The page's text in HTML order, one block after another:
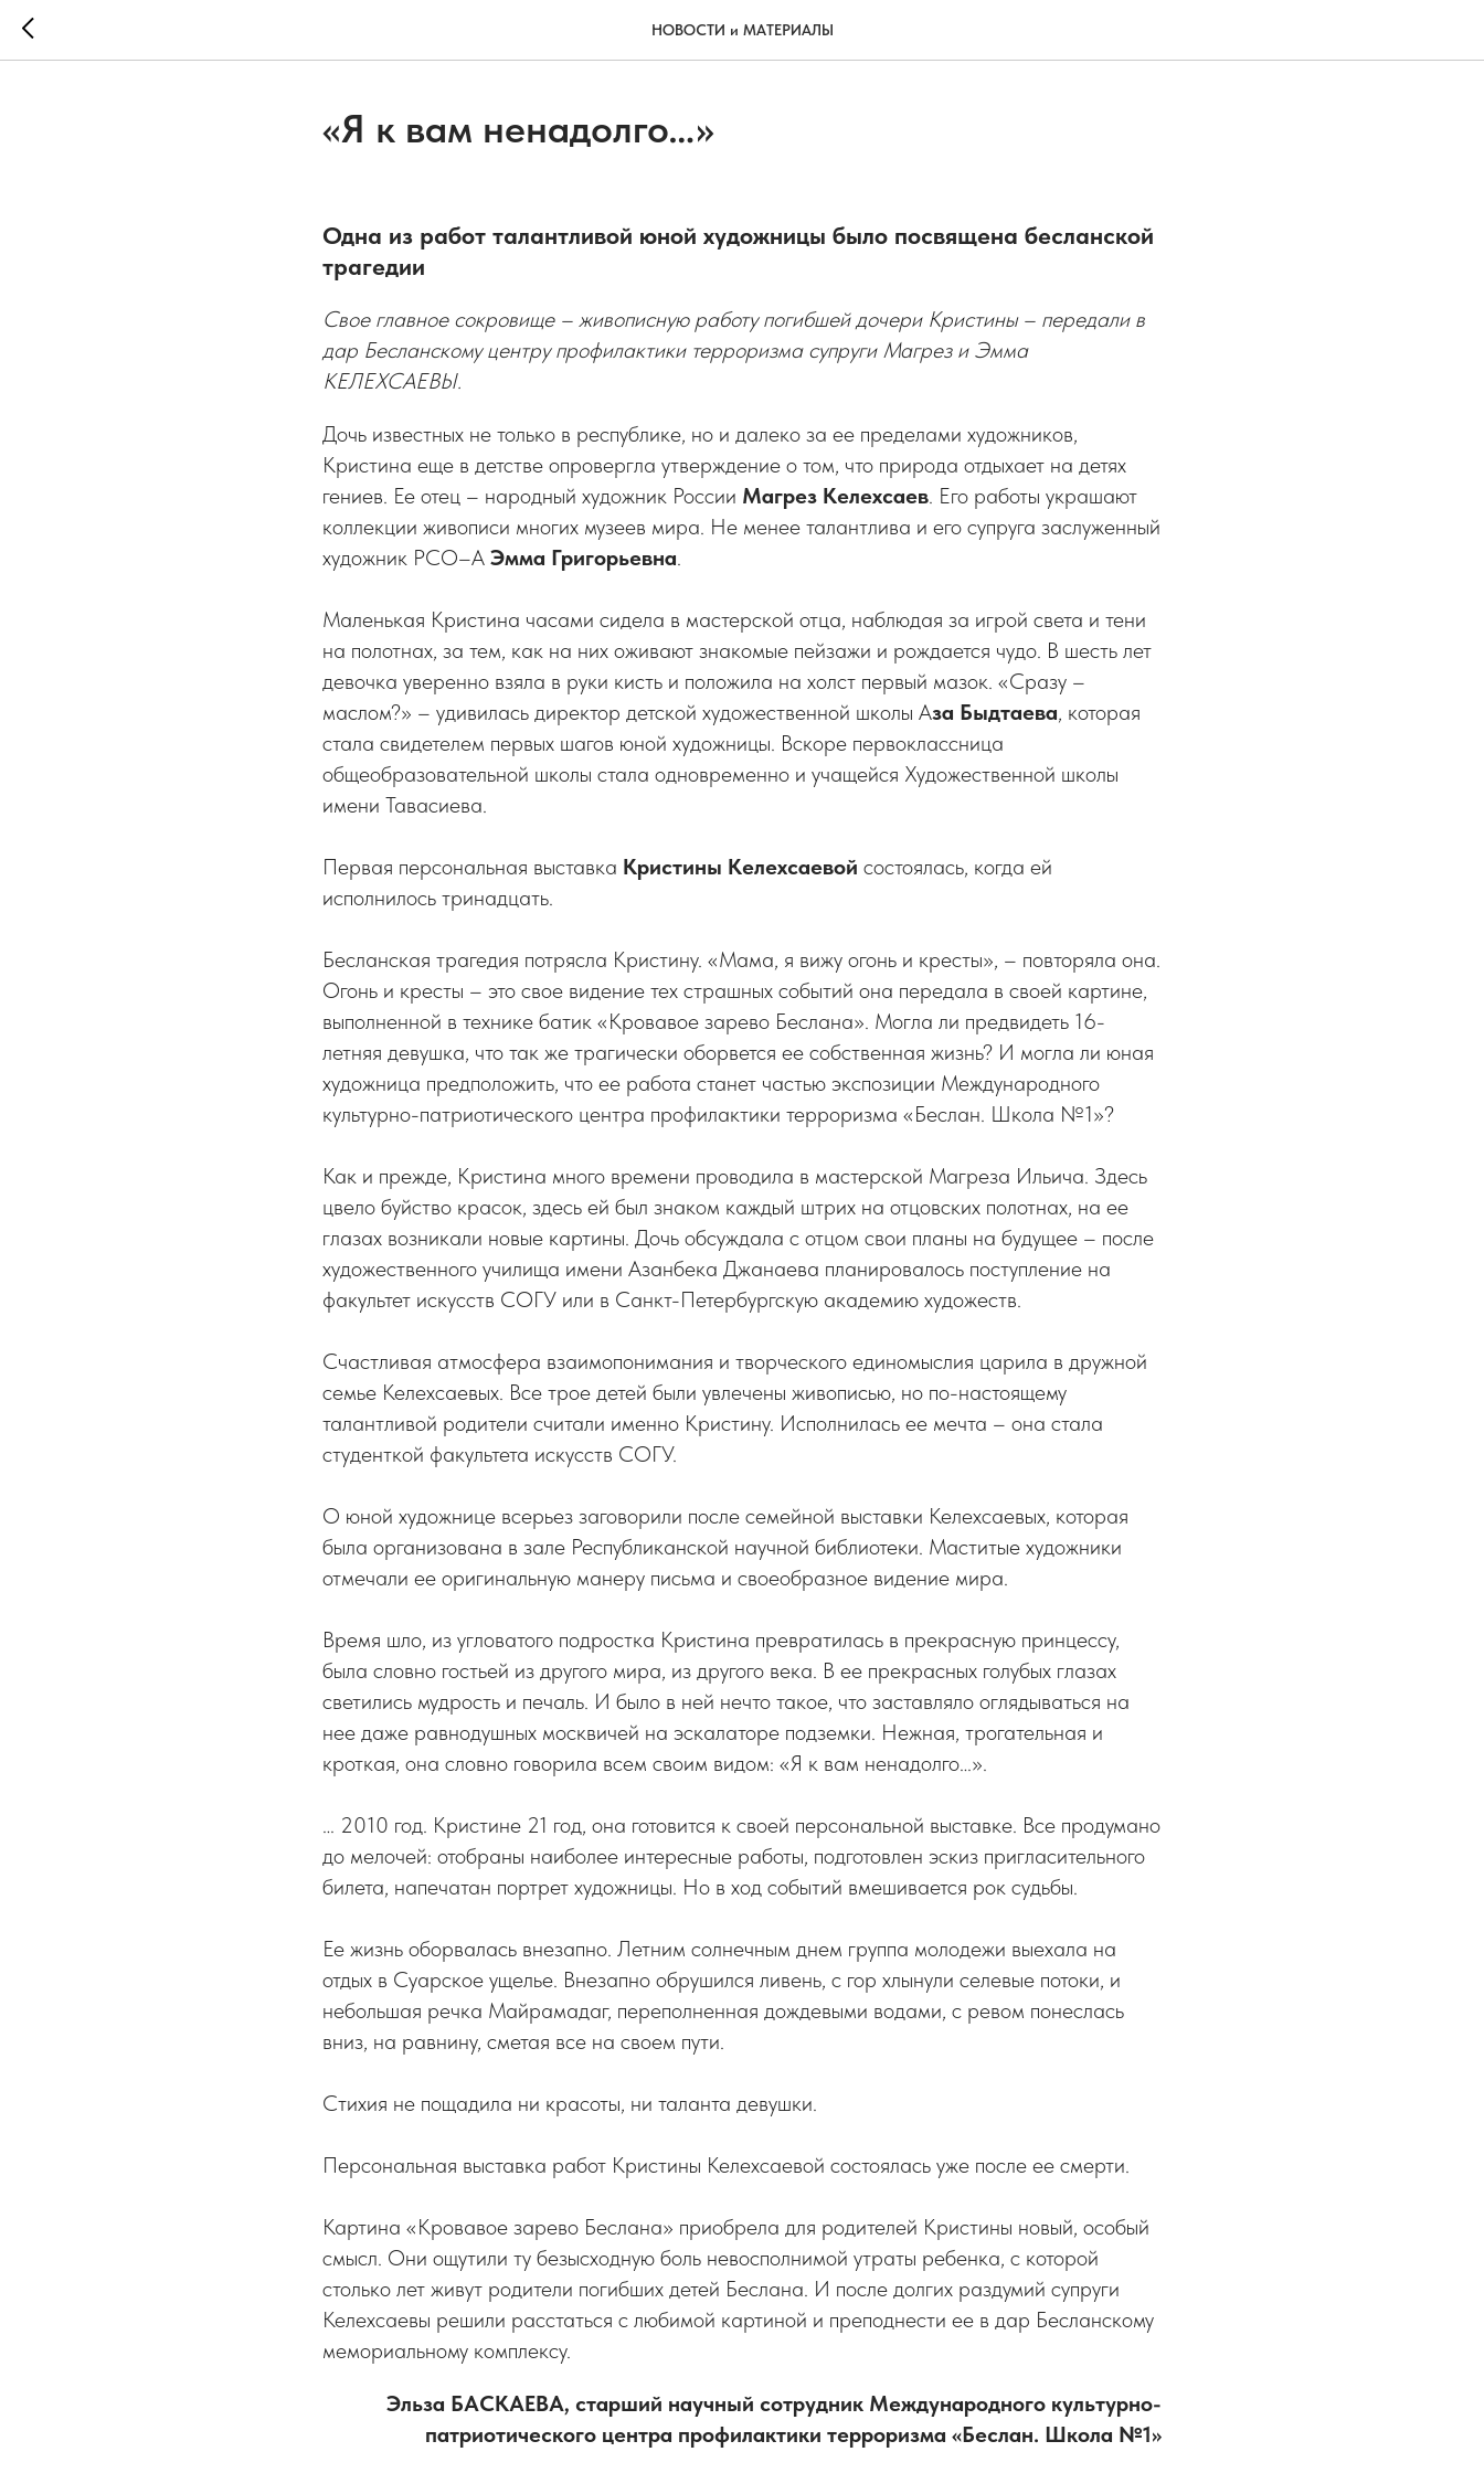
НОВОСТИ и МАТЕРИАЛЫ
«Я к вам ненадолго…»
Одна из работ талантливой юной художницы было посвящена бесланской
трагедии
Свое главное сокровище – живописную работу погибшей дочери Кристины – передали в
дар Бесланскому центру профилактики терроризма супруги Магрез и Эмма
КЕЛЕХСАЕВЫ.
Дочь известных не только в республике, но и далеко за ее пределами художников,
Кристина еще в детстве опровергла утверждение о том, что природа отдыхает на детях
гениев. Ее отец – народный художник России Магрез Келехсаев. Его работы украшают
коллекции живописи многих музеев мира. Не менее талантлива и его супруга заслуженный
художник РСО–А Эмма Григорьевна.
Маленькая Кристина часами сидела в мастерской отца, наблюдая за игрой света и тени
на полотнах, за тем, как на них оживают знакомые пейзажи и рождается чудо. В шесть лет
девочка уверенно взяла в руки кисть и положила на холст первый мазок. «Сразу –
маслом?» – удивилась директор детской художественной школы Аза Быдтаева, которая
стала свидетелем первых шагов юной художницы. Вскоре первоклассница
общеобразовательной школы стала одновременно и учащейся Художественной школы
имени Тавасиева.
Первая персональная выставка Кристины Келехсаевой состоялась, когда ей
исполнилось тринадцать.
Бесланская трагедия потрясла Кристину. «Мама, я вижу огонь и кресты», – повторяла она.
Огонь и кресты – это свое видение тех страшных событий она передала в своей картине,
выполненной в технике батик «Кровавое зарево Беслана». Могла ли предвидеть 16-
летняя девушка, что так же трагически оборвется ее собственная жизнь? И могла ли юная
художница предположить, что ее работа станет частью экспозиции Международного
культурно-патриотического центра профилактики терроризма «Беслан. Школа №1»?
Как и прежде, Кристина много времени проводила в мастерской Магреза Ильича. Здесь
цвело буйство красок, здесь ей был знаком каждый штрих на отцовских полотнах, на ее
глазах возникали новые картины. Дочь обсуждала с отцом свои планы на будущее – после
художественного училища имени Азанбека Джанаева планировалось поступление на
факультет искусств СОГУ или в Санкт-Петербургскую академию художеств.
Счастливая атмосфера взаимопонимания и творческого единомыслия царила в дружной
семье Келехсаевых. Все трое детей были увлечены живописью, но по-настоящему
талантливой родители считали именно Кристину. Исполнилась ее мечта – она стала
студенткой факультета искусств СОГУ.
О юной художнице всерьез заговорили после семейной выставки Келехсаевых, которая
была организована в зале Республиканской научной библиотеки. Маститые художники
отмечали ее оригинальную манеру письма и своеобразное видение мира.
Время шло, из угловатого подростка Кристина превратилась в прекрасную принцессу,
была словно гостьей из другого мира, из другого века. В ее прекрасных голубых глазах
светились мудрость и печаль. И было в ней нечто такое, что заставляло оглядываться на
нее даже равнодушных москвичей на эскалаторе подземки. Нежная, трогательная и
кроткая, она словно говорила всем своим видом: «Я к вам ненадолго…».
… 2010 год. Кристине 21 год, она готовится к своей персональной выставке. Все продумано
до мелочей: отобраны наиболее интересные работы, подготовлен эскиз пригласительного
билета, напечатан портрет художницы. Но в ход событий вмешивается рок судьбы.
Ее жизнь оборвалась внезапно. Летним солнечным днем группа молодежи выехала на
отдых в Суарское ущелье. Внезапно обрушился ливень, с гор хлынули селевые потоки, и
небольшая речка Майрамадаг, переполненная дождевыми водами, с ревом понеслась
вниз, на равнину, сметая все на своем пути.
Стихия не пощадила ни красоты, ни таланта девушки.
Персональная выставка работ Кристины Келехсаевой состоялась уже после ее смерти.
Картина «Кровавое зарево Беслана» приобрела для родителей Кристины новый, особый
смысл. Они ощутили ту безысходную боль невосполнимой утраты ребенка, с которой
столько лет живут родители погибших детей Беслана. И после долгих раздумий супруги
Келехсаевы решили расстаться с любимой картиной и преподнести ее в дар Бесланскому
мемориальному комплексу.
Эльза БАСКАЕВА, старший научный сотрудник Международного культурно-
патриотического центра профилактики терроризма «Беслан. Школа №1»